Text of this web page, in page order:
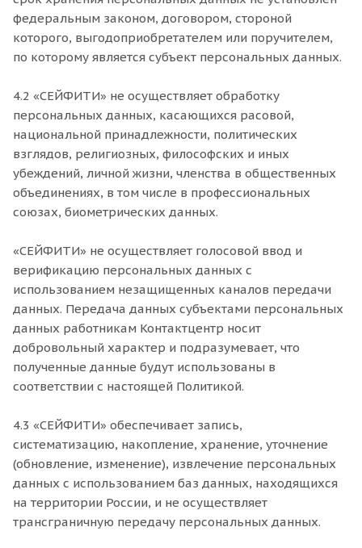
федеральным законом, договором, стороной
которого, выгодоприобретателем или поручителем,
по которому является субъект персональных данных.
4.2 «СЕЙФИТИ» не осуществляет обработку
персональных данных, касающихся расовой,
национальной принадлежности, политических
взглядов, религиозных, философских и иных
убеждений, личной жизни, членства в общественных
объединениях, в том числе в профессиональных
союзах, биометрических данных.
«СЕЙФИТИ» не осуществляет голосовой ввод и
верификацию персональных данных с
использованием незащищенных каналов передачи
данных. Передача данных субъектами персональных
данных работникам Контактцентр носит
добровольный характер и подразумевает, что
полученные данные будут использованы в
соответствии с настоящей Политикой.
4.3 «СЕЙФИТИ» обеспечивает запись,
систематизацию, накопление, хранение, уточнение
(обновление, изменение), извлечение персональных
данных с использованием баз данных, находящихся
на территории России, и не осуществляет
трансграничную передачу персональных данных.